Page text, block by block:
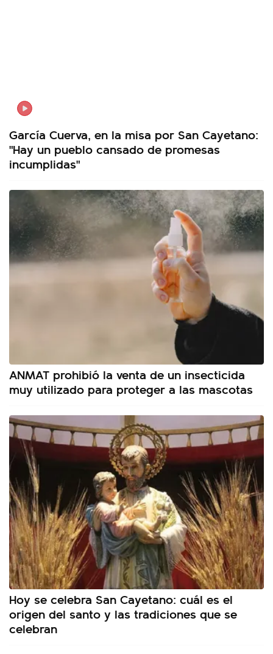
García Cuerva, en la misa por San Cayetano:
"Hay un pueblo cansado de promesas
incumplidas"
ANMAT prohibió la venta de un insecticida
muy utilizado para proteger a las mascotas
Hoy se celebra San Cayetano: cuál es el
origen del santo y las tradiciones que se
celebran